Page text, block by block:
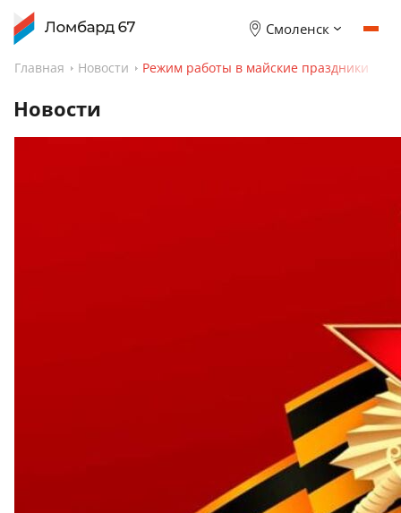
Смоленск
Главная Новости Режим работы в майские праздники
Новости